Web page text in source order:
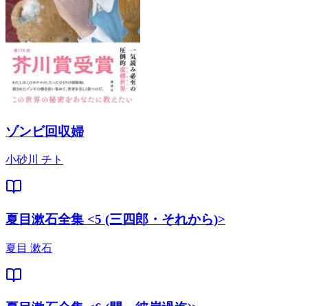
ゾンビ回収婦
小砂川 チト
夏目漱石全集 <5 (三四郎・それから)>
夏目 漱石